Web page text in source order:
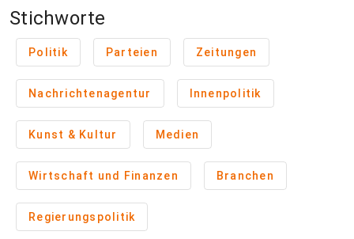
Stichworte
Politik Parteien Zeitungen
Nachrichtenagentur Innenpolitik
Kunst & Kultur Medien
Wirtschaft und Finanzen Branchen
Regierungspolitik